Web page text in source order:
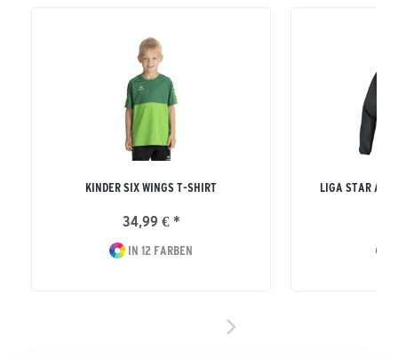
KINDER SIX WINGS T-SHIRT
34,99 € *
IN 12 FARBEN
LIGA STAR